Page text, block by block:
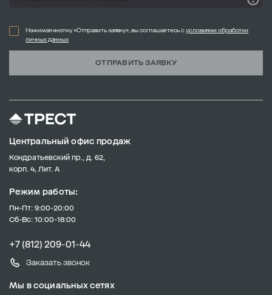
Нажимая кнопку «Отправить заявку», вы соглашаетесь сусловиями обработки
личных данных
ОТПРАВИТЬ ЗАЯВКУ
Центральный офис продаж
Кондратьевский пр., д. 62,
корп. 4, Лит. А
Режим работы:
Пн-Пт: 9:00-20:00
Сб-Вс: 10:00-18:00
+7 (812) 209-01-44
Заказать звонок
Мы в социальных сетях